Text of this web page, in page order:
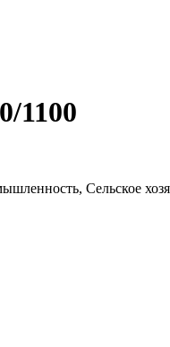
1100
Сельское